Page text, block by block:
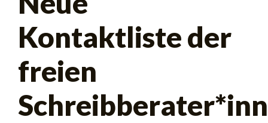
Kontaktliste der
freien